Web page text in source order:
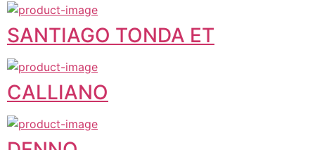
SANTIAGO TONDA ET
CALLIANO